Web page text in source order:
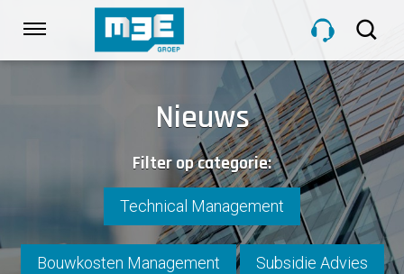
links
PROJECTEN
Nieuws
Filter op categorie:
Technical Management
Bouwkosten Management Subsidie Advies